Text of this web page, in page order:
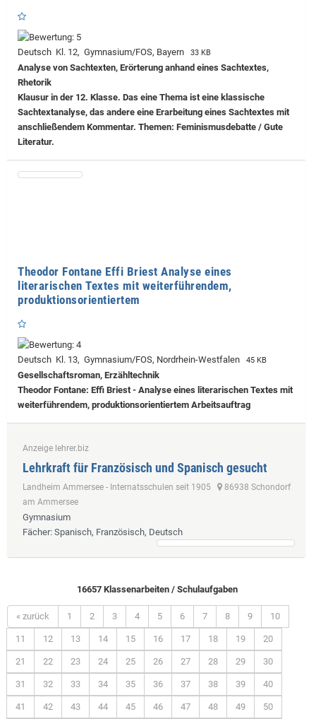
Deutsch Kl. 12, Gymnasium/FOS, Bayern 33 KB
Analyse von Sachtexten, Erörterung anhand eines Sachtextes,
Rhetorik
Klausur in der 12. Klasse. Das eine Thema ist eine klassische
Sachtextanalyse, das andere eine Erarbeitung eines Sachtextes mit
anschließendem Kommentar. Themen: Feminismusdebatte / Gute
Literatur.
Theodor Fontane Effi Briest Analyse eines
literarischen Textes mit weiterführendem,
produktionsorientiertem
Deutsch Kl. 13, Gymnasium/FOS, Nordrhein-Westfalen 45 KB
Gesellschaftsroman, Erzähltechnik
Theodor Fontane: Effi Briest - Analyse eines literarischen Textes mit
weiterführendem, produktionsorientiertem Arbeitsauftrag
Anzeige lehrer.biz
Lehrkraft für Französisch und Spanisch gesucht
Landheim Ammersee - Internatsschulen seit 1905
86938 Schondorf
am Ammersee
Gymnasium
Fächer: Spanisch, Französisch, Deutsch
16657 Klassenarbeiten / Schulaufgaben
« zurück 1 2 3 4 5 6 7 8 9 10
11 12 13 14 15 16 17 18 19 20
21 22 23 24 25 26 27 28 29 30
31 32 33 34 35 36 37 38 39 40
41 42 43 44 45 46 47 48 49 50